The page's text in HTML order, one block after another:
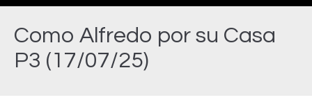
Como Alfredo por su Casa
P3 (17/07/25)